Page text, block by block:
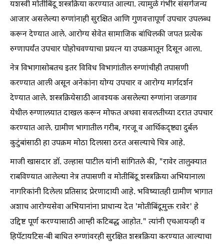
यशस्वी मोतीबिंदू शस्त्रक्रिया करण्यात आल्या. त्यामुळे गंभीर संसर्गजन्य
आजार असलेल्या रुग्णांनाही सुरक्षित आणि गुणवत्तापूर्ण उपचार उपलब्ध
करून देण्यात आले. आरोग्य सेवेत सामाजिक बांधिलकी जपत प्रत्येक
रुग्णापर्यंत उपचार पोहोचवण्याचा प्रयत्न या उपक्रमातून दिसून आला.
नेत्र विभागासोबतच इतर विविध विभागांतील रुग्णांचीही तपासणी
करण्यात आली असून अनेकांना योग्य उपचार व आरोग्य मार्गदर्शन
देण्यात आले. शस्त्रक्रियेसाठी आवश्यक असलेल्या रुग्णांना जळगाव
येथील रुग्णालयात दाखल करून मोफत अथवा सवलतीच्या दरात उपचार
करण्यात आले. ग्रामीण भागातील गरीब, गरजू व आर्थिकदृष्ट्या दुर्बल
कुटुंबांसाठी हा उपक्रम मोठा दिलासा ठरत असल्याचे चित्र आहे.
माजी खासदार डॉ. उल्हास पाटील यांनी सांगितले की, "रावेर तालुक्यात
राबविण्यात आलेल्या नेत्र तपासणी व मोतीबिंदू शस्त्रक्रिया अभियानाला
नागरिकांनी दिलेला प्रतिसाद प्रेरणादायी आहे. भविष्यातही ग्रामीण भागात
अशाच आरोग्यसेवा अभियानांना प्राधान्य देत 'मोतीबिंदूमुक्त रावेर' हे
उद्दिष्ट पूर्ण करण्यासाठी आम्ही कटिबद्ध आहोत." त्यांनी एचआयव्ही व
हिपॅटायटिस-बी बाधित रुग्णांवरही सुरक्षित शस्त्रक्रिया करण्यात आल्याचा